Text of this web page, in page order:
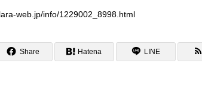
web.jp/info/1229002_8998.html
Share Hatena LINE